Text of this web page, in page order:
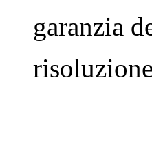
garanzia
risoluzione